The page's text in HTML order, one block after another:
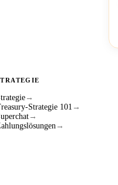
→
Strategie 101 →
→
→